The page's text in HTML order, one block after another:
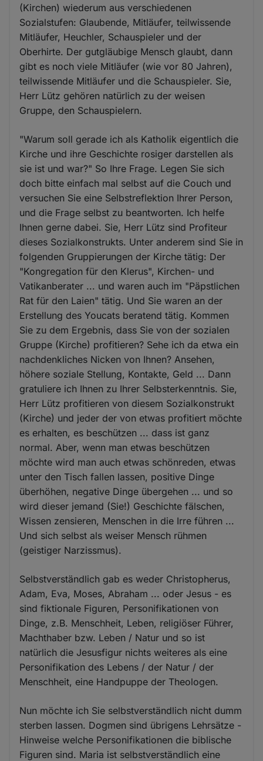
(Kirchen) wiederum aus verschiedenen
Sozialstufen: Glaubende, Mitläufer, teilwissende
Mitläufer, Heuchler, Schauspieler und der
Oberhirte. Der gutgläubige Mensch glaubt, dann
gibt es noch viele Mitläufer (wie vor 80 Jahren),
teilwissende Mitläufer und die Schauspieler. Sie,
Herr Lütz gehören natürlich zu der weisen
Gruppe, den Schauspielern.
"Warum soll gerade ich als Katholik eigentlich die
Kirche und ihre Geschichte rosiger darstellen als
sie ist und war?" So Ihre Frage. Legen Sie sich
doch bitte einfach mal selbst auf die Couch und
versuchen Sie eine Selbstreflektion Ihrer Person,
und die Frage selbst zu beantworten. Ich helfe
Ihnen gerne dabei. Sie, Herr Lütz sind Profiteur
dieses Sozialkonstrukts. Unter anderem sind Sie in
folgenden Gruppierungen der Kirche tätig: Der
"Kongregation für den Klerus", Kirchen- und
Vatikanberater ... und waren auch im "Päpstlichen
Rat für den Laien" tätig. Und Sie waren an der
Erstellung des Youcats beratend tätig. Kommen
Sie zu dem Ergebnis, dass Sie von der sozialen
Gruppe (Kirche) profitieren? Sehe ich da etwa ein
nachdenkliches Nicken von Ihnen? Ansehen,
höhere soziale Stellung, Kontakte, Geld ... Dann
gratuliere ich Ihnen zu Ihrer Selbsterkenntnis. Sie,
Herr Lütz profitieren von diesem Sozialkonstrukt
(Kirche) und jeder der von etwas profitiert möchte
es erhalten, es beschützen ... dass ist ganz
normal. Aber, wenn man etwas beschützen
möchte wird man auch etwas schönreden, etwas
unter den Tisch fallen lassen, positive Dinge
überhöhen, negative Dinge übergehen ... und so
wird dieser jemand (Sie!) Geschichte fälschen,
Wissen zensieren, Menschen in die Irre führen ...
Und sich selbst als weiser Mensch rühmen
(geistiger Narzissmus).
Selbstverständlich gab es weder Christopherus,
Adam, Eva, Moses, Abraham ... oder Jesus - es
sind fiktionale Figuren, Personifikationen von
Dinge, z.B. Menschheit, Leben, religiöser Führer,
Machthaber bzw. Leben / Natur und so ist
natürlich die Jesusfigur nichts weiteres als eine
Personifikation des Lebens / der Natur / der
Menschheit, eine Handpuppe der Theologen.
Nun möchte ich Sie selbstverständlich nicht dumm
sterben lassen. Dogmen sind übrigens Lehrsätze -
Hinweise welche Personifikationen die biblische
Figuren sind. Maria ist selbstverständlich eine